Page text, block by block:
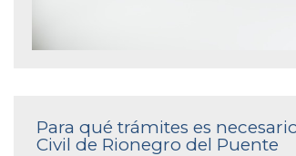
Para qué trámites es
Civil de Rionegro del Puente